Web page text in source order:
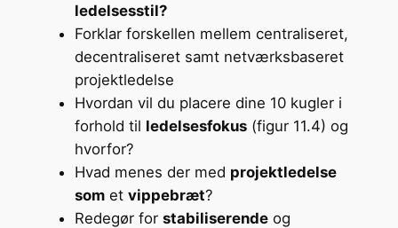
ledelsesstil?
Forklar forskellen mellem centraliseret,
decentraliseret samt netværksbaseret
projektledelse
Hvordan vil du placere dine 10 kugler i
forhold til ledelsesfokus(figur 11.4) og
hvorfor?
Hvad menes der med projektledelse
somet vippebræt?
Redegør for stabiliserendeog